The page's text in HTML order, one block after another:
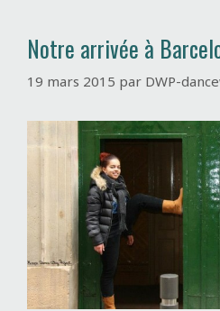
g
r
e
s
Notre arrivée à
19 mars 2015 par DWP-